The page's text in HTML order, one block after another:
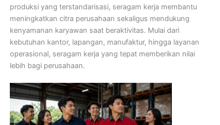
produksi yang terstandarisasi, seragam kerja membantu
meningkatkan citra perusahaan sekaligus mendukung
kenyamanan karyawan saat beraktivitas. Mulai dari
kebutuhan kantor, lapangan, manufaktur, hingga layanan
operasional, seragam kerja yang tepat memberikan nilai
lebih bagi perusahaan.